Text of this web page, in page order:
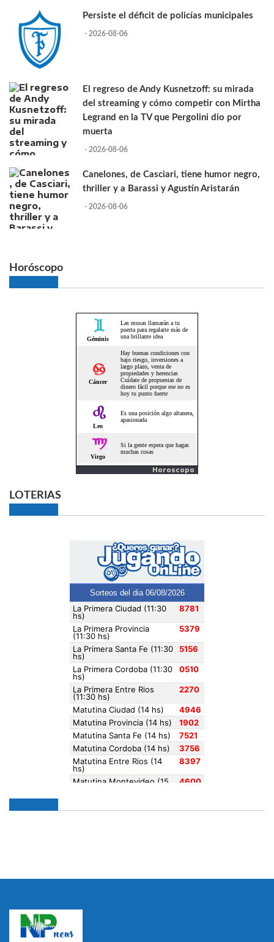
Persiste el déficit de policías municipales
- 2026-08-06
El regreso de Andy Kusnetzoff: su mirada
del streaming y cómo competir con Mirtha
Legrand en la TV que Pergolini dio por
muerta
- 2026-08-06
Canelones, de Casciari, tiene humor negro,
thriller y a Barassi y Agustín Aristarán
- 2026-08-06
Horóscopo
Horoscopo
LOTERIAS